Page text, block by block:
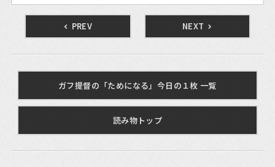
PREV NEXT
ガフ提督の「ためになる」今日の１枚 一覧
読み物トップ